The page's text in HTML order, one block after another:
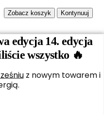
Zobacz koszyk Kontynuuj
Strona główna
Kobieta
Mężczyzna
Akcesoria i pamiątki
edycja 14. edycja